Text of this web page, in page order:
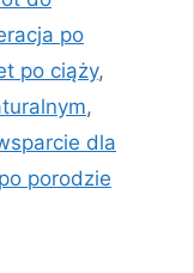
po
po ciąży,
,
dla
porodzie